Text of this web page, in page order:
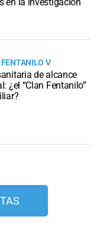
V
de alcance
¿el “Clan Fentanilo”